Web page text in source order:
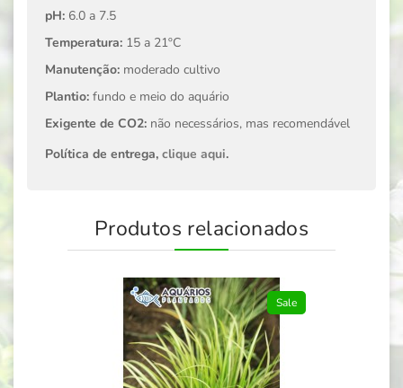
pH: 6.0 a 7.5
Temperatura: 15 a 21ºC
Manutenção: moderado cultivo
Plantio: fundo e meio do aquário
Exigente de CO2: não necessários, mas recomendável
Política de entrega, clique aqui.
Produtos relacionados
Sale